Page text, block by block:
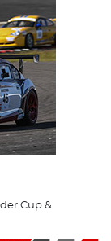
Cup &